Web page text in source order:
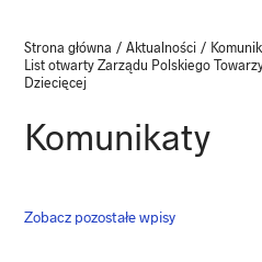
Strona główna /Aktualności /
List otwarty Zarządu Polskiego
Dziecięcej
Komunikaty
Zobacz pozostałe wpisy